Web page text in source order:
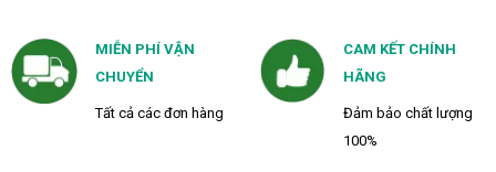
MIỄN PHÍ VẬN
CHUYỂN
Tất cả các đơn hàng
CAM KẾT CHÍNH
HÃNG
Đảm bảo chất lượng
100%